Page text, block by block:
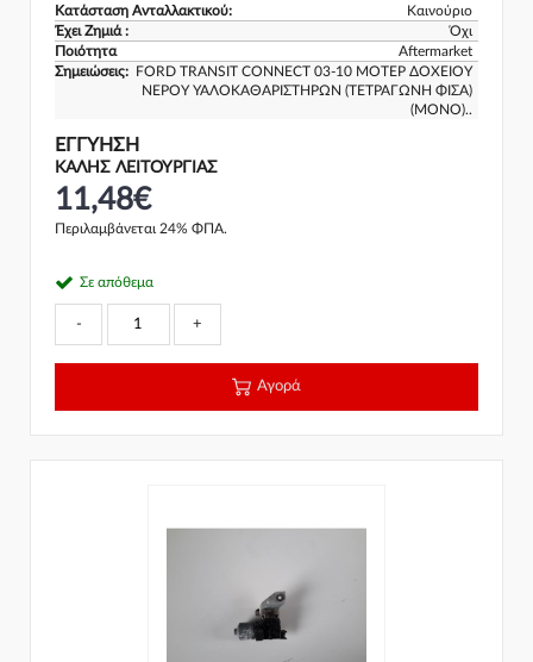
Κατάσταση Ανταλλακτικού:
Καινούριο
Έχει Ζημιά :
Όχι
Ποιότητα
Aftermarket
Σημειώσεις: FORD TRANSIT CONNECT 03-10 ΜΟΤΕΡ ΔΟΧΕΙΟΥ
ΝΕΡΟΥ ΥΑΛΟΚΑΘΑΡΙΣΤΗΡΩΝ (ΤΕΤΡΑΓΩΝΗ ΦΙΣΑ)
(ΜΟΝΟ)..
ΕΓΓΎΗΣΗ
ΚΑΛΗΣ ΛΕΙΤΟΥΡΓΙΑΣ
11,48€
Περιλαμβάνεται 24% ΦΠΑ.
Σε απόθεμα
- +
Αγορά